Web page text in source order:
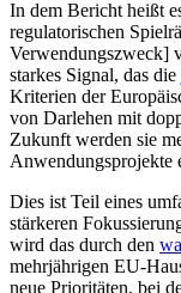
In dem Bericht heißt
regulatorischen
Verwendungszweck]
starkes Signal, das die
Kriterien der
von Darlehen mit
Zukunft werden sie
Anwendungsprojekte
Dies ist Teil eines
stärkeren
wird das durch den
mehrjährigen EU-
neue Prioritäten, bei